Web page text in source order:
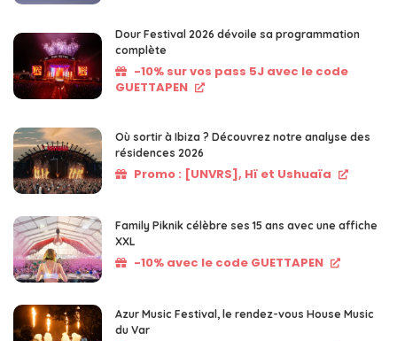
Dour Festival 2026 dévoile sa programmation
complète
-10% sur vos pass 5J avec le code
GUETTAPEN
Où sortir à Ibiza ? Découvrez notre analyse des
résidences 2026
Promo : [UNVRS], Hï et Ushuaïa
Family Piknik célèbre ses 15 ans avec une affiche
XXL
-10% avec le code GUETTAPEN
Azur Music Festival, le rendez-vous House Music
du Var